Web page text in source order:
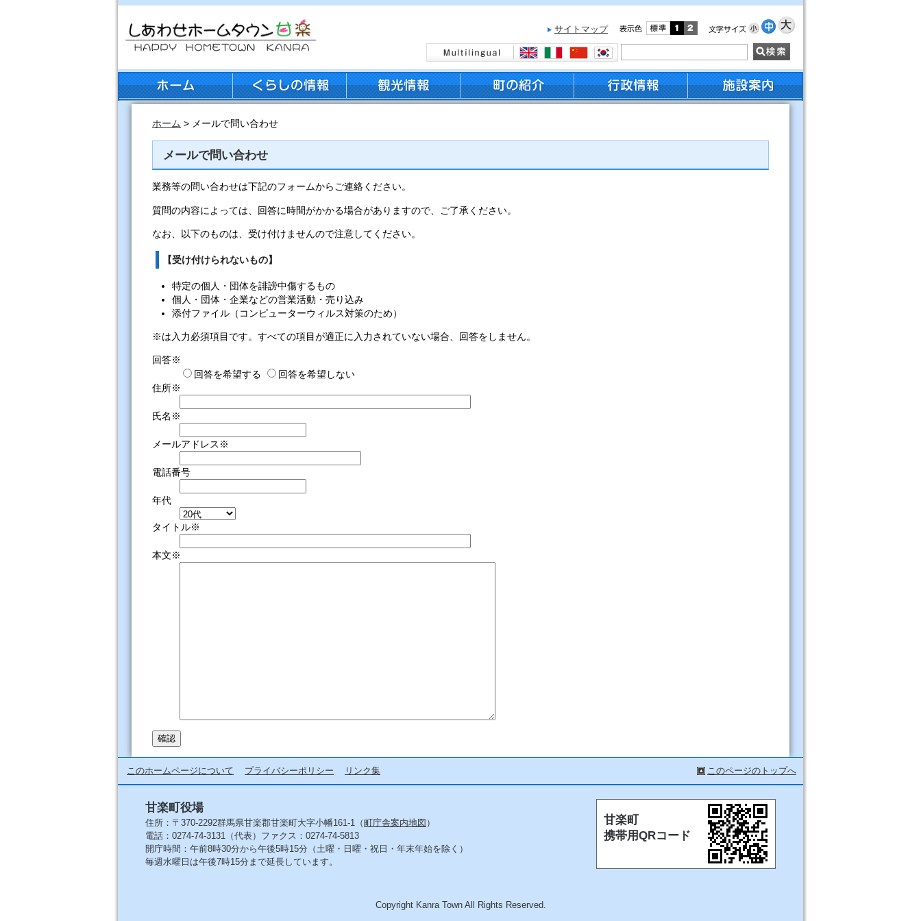
サイトマップ
ホーム > メールで問い合わせ
メールで問い合わせ
業務等の問い合わせは下記のフォームからご連絡ください。
質問の内容によっては、回答に時間がかかる場合がありますので、ご了承ください。
なお、以下のものは、受け付けませんので注意してください。
【受け付けられないもの】
特定の個人・団体を誹謗中傷するもの
個人・団体・企業などの営業活動・売り込み
添付ファイル（コンピューターウィルス対策のため）
※は入力必須項目です。すべての項目が適正に入力されていない場合、回答をしません。
回答※
回答を希望する
回答を希望しない
住所※
氏名※
メールアドレス※
電話番号
年代
タイトル※
本文※
このページのトップへ
このホームページについて プライバシーポリシー リンク集
甘楽町役場
住所：〒370-2292群馬県甘楽郡甘楽町大字小幡161-1（町庁舎案内地図 ）
電話：0274-74-3131（代表）ファクス：0274-74-5813
開庁時間：午前8時30分から午後5時15分（土曜・日曜・祝日・年末年始を除く）
毎週水曜日は午後7時15分まで延長しています。
甘楽町
携帯用QRコード
Copyright Kanra Town All Rights Reserved.